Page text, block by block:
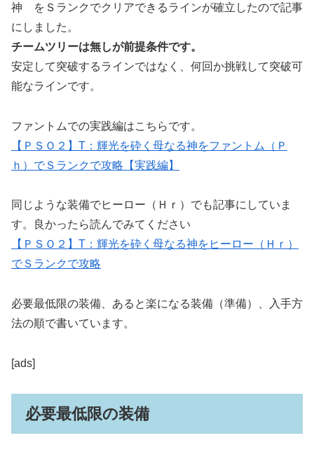
神 をＳランクでクリアできるラインが確立したので記事
にしました。
チームツリーは無しが前提条件です。
安定して突破するラインではなく、何回か挑戦して突破可
能なラインです。
ファントムでの実践編はこちらです。
【ＰＳＯ２】T：輝光を砕く母なる神をファントム（Ｐ
ｈ）でＳランクで攻略【実践編】
同じような装備でヒーロー（Ｈｒ）でも記事にしていま
す。良かったら読んでみてください
【ＰＳＯ２】T：輝光を砕く母なる神をヒーロー（Ｈｒ）
でＳランクで攻略
必要最低限の装備、あると楽になる装備（準備）、入手方
法の順で書いています。
[ads]
必要最低限の装備